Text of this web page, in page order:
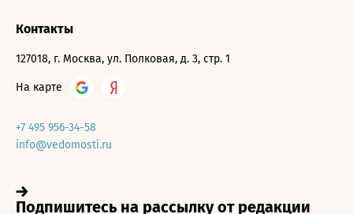
Контакты
127018, г. Москва, ул. Полковая, д. 3, стр. 1
На карте
+7 495 956-34-58
info@vedomosti.ru